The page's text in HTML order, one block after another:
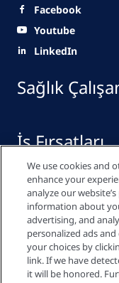
Sağlık
İş Fırsatları
Yayınlar
Facebook
Youtube
LinkedIn
Gizlilik Bildirimi
We use cookies and
enhance your
analyze our
information about
advertising, and
personalized ads
your choices by
link. If we have
it will be honored.